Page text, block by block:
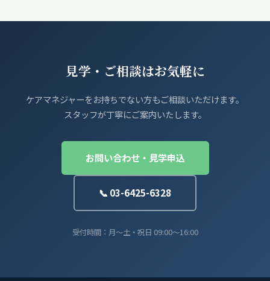
見学・ご相談はお気軽に
ケアマネジャーをお持ちでない方もご相談いただけます。
スタッフが丁寧にご案内いたします。
お問い合わせ・見学申込
📞 03-6425-6328
受付時間：月〜土・祝日 09:00〜16:00